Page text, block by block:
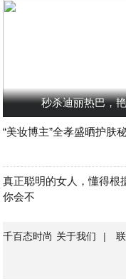
秒杀迪丽热巴，
“美妆博主”全孝盛晒护肤
真正聪明的女人，懂得根
你会不
千百态时尚 关于我们 |